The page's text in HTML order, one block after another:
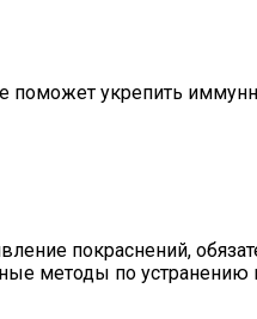
укрепить
покраснений,
методы по